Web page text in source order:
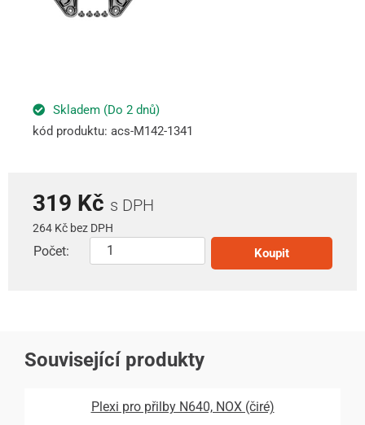
Skladem (Do 2 dnů)
kód produktu: acs-M142-1341
319 Kč s DPH
264 Kč bez DPH
Počet: Koupit
Související produkty
Plexi pro přilby N640, NOX (čiré)